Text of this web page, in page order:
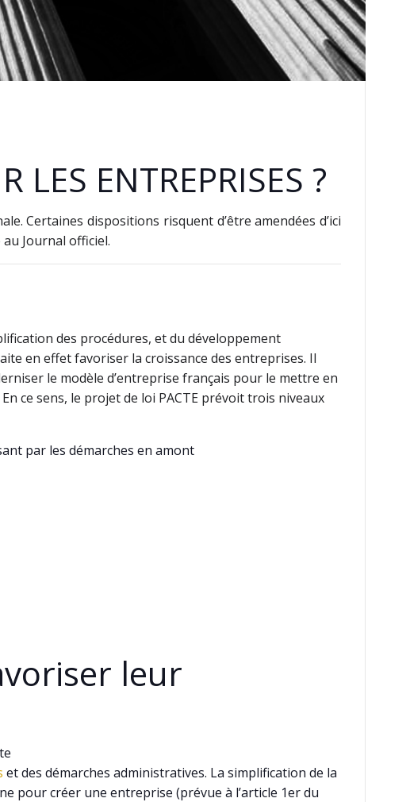
LES ENTREPRISES ?
Certaines dispositions risquent d’être amendées d’ici
Journal officiel.
des procédures, et du développement
en effet favoriser la croissance des entreprises. Il
le modèle d’entreprise français pour le mettre en
ce sens, le projet de loi PACTE prévoit trois niveaux
par les démarches en amont
leur
et des démarches administratives. La simplification de la
pour créer une entreprise (prévue à l’article 1er du